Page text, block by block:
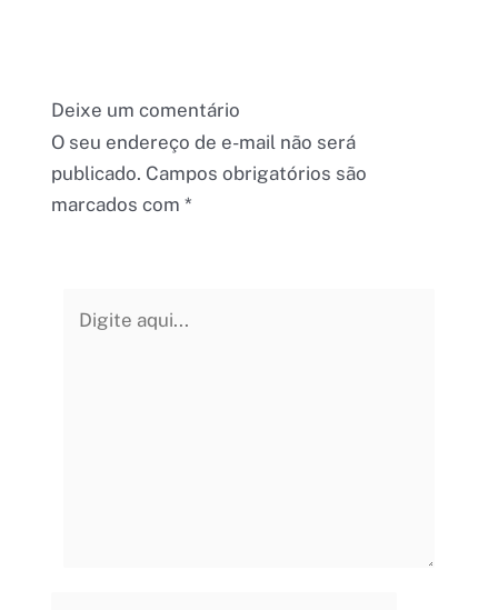
Deixe um comentário
O seu endereço de e-mail não será
publicado. Campos obrigatórios são
marcados com *
aqui...